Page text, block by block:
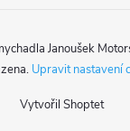
Vytvořil Shoptet
Janoušek
Upravit nastavení